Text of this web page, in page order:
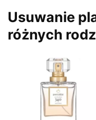
Usuwanie
różnych